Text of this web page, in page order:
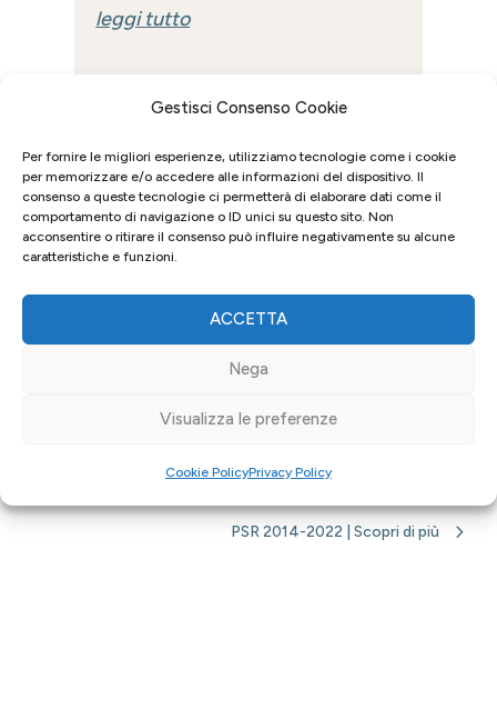
Gestisci Consenso Cookie
Per fornire le migliori esperienze, utilizziamo tecnologie come i cookie
per memorizzare e/o accedere alle informazioni del dispositivo. Il
consenso a queste tecnologie ci permetterà di elaborare dati come il
comportamento di navigazione o ID unici su questo sito. Non
acconsentire o ritirare il consenso può influire negativamente su alcune
caratteristiche e funzioni.
ACCETTA
Nega
Visualizza le preferenze
Cookie PolicyPrivacy Policy
leggi tutto
PSR 2014-2022 | Scopri di più